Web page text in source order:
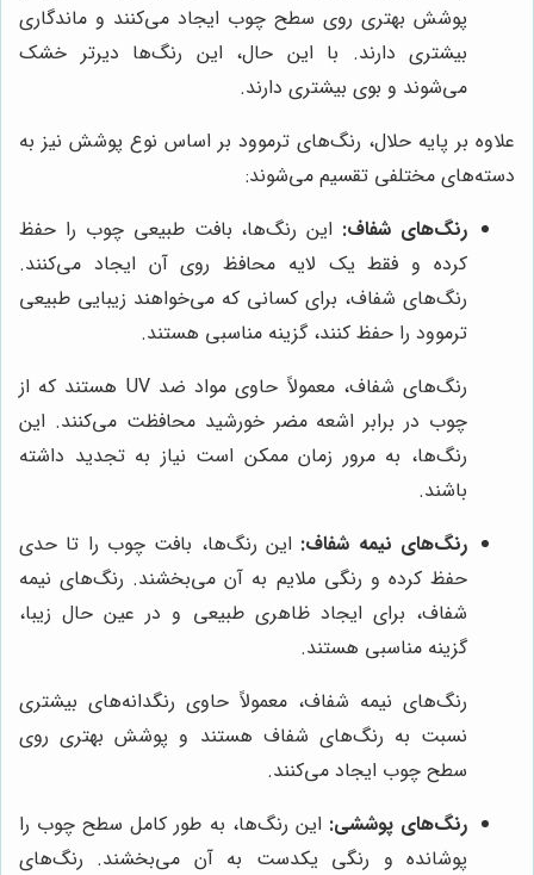
پوشش بهتری روی سطح چوب ایجاد می‌کنند و ماندگاری
بیشتری دارند. با این حال، این رنگ‌ها دیرتر خشک
می‌شوند و بوی بیشتری دارند.
علاوه بر پایه حلال، رنگ‌های ترموود بر اساس نوع پوشش نیز به
دسته‌های مختلفی تقسیم می‌شوند:
رنگ‌های شفاف: این رنگ‌ها، بافت طبیعی چوب را حفظ
کرده و فقط یک لایه محافظ روی آن ایجاد می‌کنند.
رنگ‌های شفاف، برای کسانی که می‌خواهند زیبایی طبیعی
ترموود را حفظ کنند، گزینه مناسبی هستند.
رنگ‌های شفاف، معمولاً حاوی مواد ضد UV هستند که از
چوب در برابر اشعه مضر خورشید محافظت می‌کنند. این
رنگ‌ها، به مرور زمان ممکن است نیاز به تجدید داشته
باشند.
رنگ‌های نیمه شفاف: این رنگ‌ها، بافت چوب را تا حدی
حفظ کرده و رنگی ملایم به آن می‌بخشند. رنگ‌های نیمه
شفاف، برای ایجاد ظاهری طبیعی و در عین حال زیبا،
گزینه مناسبی هستند.
رنگ‌های نیمه شفاف، معمولاً حاوی رنگدانه‌های بیشتری
نسبت به رنگ‌های شفاف هستند و پوشش بهتری روی
سطح چوب ایجاد می‌کنند.
رنگ‌های پوششی: این رنگ‌ها، به طور کامل سطح چوب را
پوشانده و رنگی یکدست به آن می‌بخشند. رنگ‌های